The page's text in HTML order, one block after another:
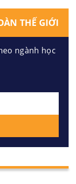
THẾ GIỚI
ngành học